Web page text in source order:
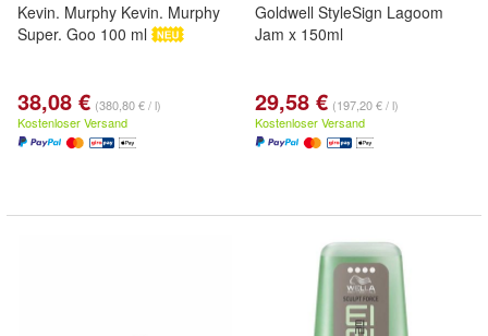
Kevin. Murphy Kevin. Murphy
Super. Goo 100 ml
38,08 € (380,80 € / l)
Kostenloser Versand
Goldwell StyleSign Lagoom
Jam x 150ml
29,58 € (197,20 € / l)
Kostenloser Versand